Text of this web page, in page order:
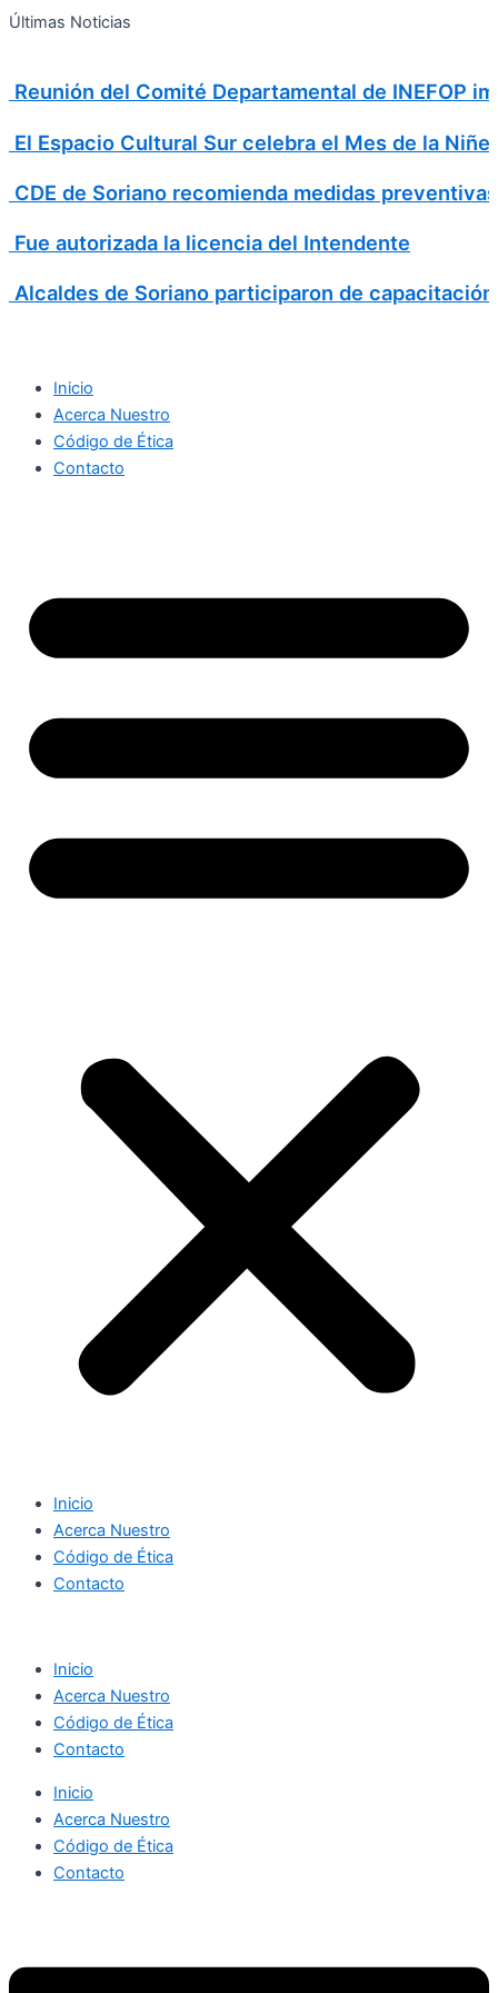
Ir
Últimas Noticias
Reunión del Comité Departamental de INEFOP
El Espacio Cultural Sur celebra el Mes de la
CDE de Soriano recomienda medidas
Fue autorizada la licencia del Intendente
Alcaldes de Soriano participaron de
Inicio
Acerca Nuestro
Código de Ética
Contacto
Inicio
Acerca Nuestro
Código de Ética
Contacto
Inicio
Acerca Nuestro
Código de Ética
Contacto
Inicio
Acerca Nuestro
Código de Ética
Contacto
Search